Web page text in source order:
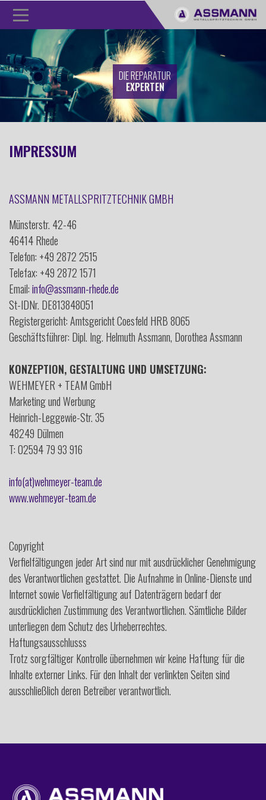
DIE REPARATUR
EXPERTEN
IMPRESSUM
ASSMANN METALLSPRITZTECHNIK GMBH
Münsterstr. 42-46
46414 Rhede
Telefon: +49 2872 2515
Telefax: +49 2872 1571
Email:info@assmann-rhede.de
St-IDNr. DE813848051
Registergericht: Amtsgericht Coesfeld HRB 8065
Geschäftsführer: Dipl. Ing. Helmuth Assmann, Dorothea Assmann
KONZEPTION, GESTALTUNG UND UMSETZUNG:
WEHMEYER + TEAM GmbH
Marketing und Werbung
Heinrich-Leggewie-Str. 35
48249 Dülmen
T: 02594 79 93 916
info(at)wehmeyer-team.de
www.wehmeyer-team.de
Copyright
Verfielfältigungen jeder Art sind nur mit ausdrücklicher Genehmigung
des Verantwortlichen gestattet. Die Aufnahme in Online-Dienste und
Internet sowie Verfielfältigung auf Datenträgern bedarf der
ausdrücklichen Zustimmung des Verantwortlichen. Sämtliche Bilder
unterliegen dem Schutz des Urheberrechtes.
Haftungsausschlusss
Trotz sorgfältiger Kontrolle übernehmen wir keine Haftung für die
Inhalte externer Links. Für den Inhalt der verlinkten Seiten sind
ausschließlich deren Betreiber verantwortlich.